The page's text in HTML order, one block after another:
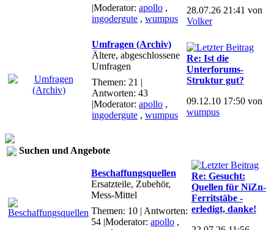
|Moderator: apollo ,
ingodergute , wumpus
28.07.26 21:41 von
Volker
Umfragen (Archiv)
Ältere, abgeschlossene
Umfragen
Themen: 21 |
Antworten: 43
|Moderator: apollo ,
ingodergute , wumpus
Re: Ist die
Unterforums-
Struktur gut?
09.12.10 17:50 von
wumpus
Suchen und Angebote
Beschaffungsquellen
Ersatzteile, Zubehör,
Mess-Mittel
Themen: 10 | Antworten:
54 |Moderator: apollo ,
Re: Gesucht:
Quellen für NiZn-
Ferritstäbe -
erledigt, danke!